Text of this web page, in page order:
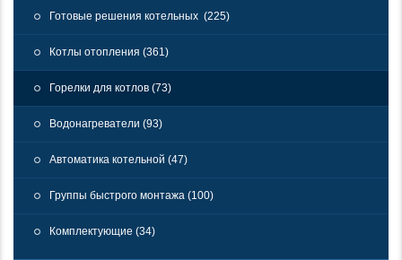
Готовые решения котельных (225)
Котлы отопления (361)
Горелки для котлов (73)
Водонагреватели (93)
Автоматика котельной (47)
Группы быстрого монтажа (100)
Комплектующие (34)